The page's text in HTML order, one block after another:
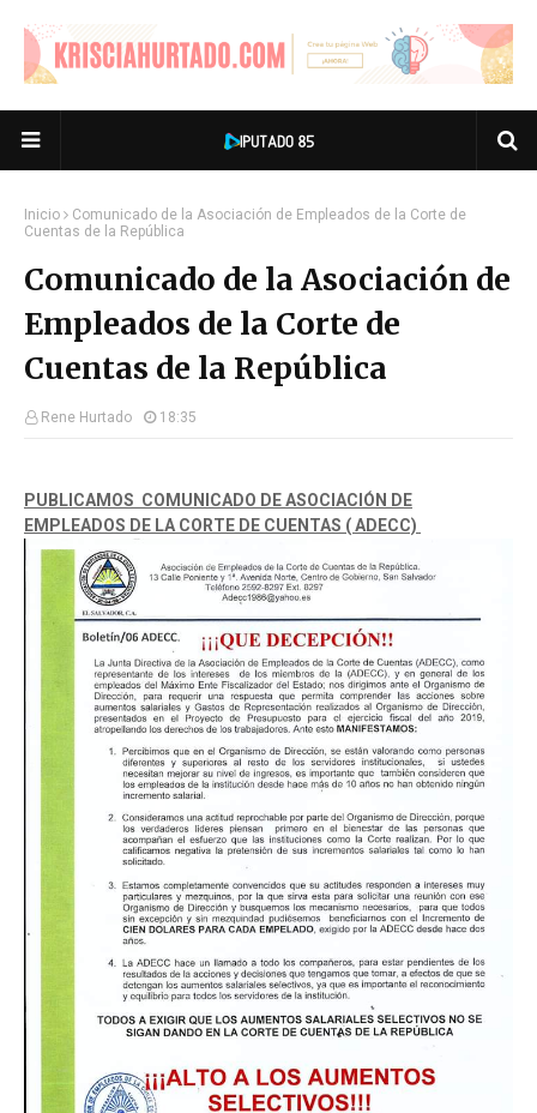
Inicio
Comunicado de la Asociación de Empleados de la Corte de
Cuentas de la República
Comunicado de la Asociación de
Empleados de la Corte de
Cuentas de la República
Rene Hurtado 18:35
PUBLICAMOS COMUNICADO DE ASOCIACIÓN DE
EMPLEADOS DE LA CORTE DE CUENTAS ( ADECC)